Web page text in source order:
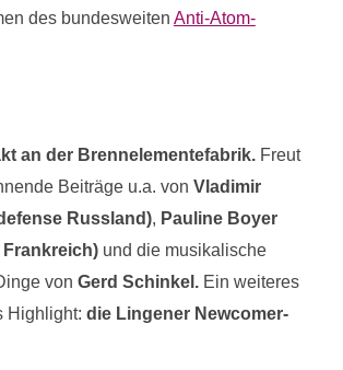
des bundesweiten Anti-Atom-
an der Brennelementefabrik.Freut
Beiträge u.a. von Vladimir
Russland), Pauline Boyer
Frankreich)und die musikalische
von Gerd Schinkel.Ein weiteres
Highlight: die Lingener Newcomer-